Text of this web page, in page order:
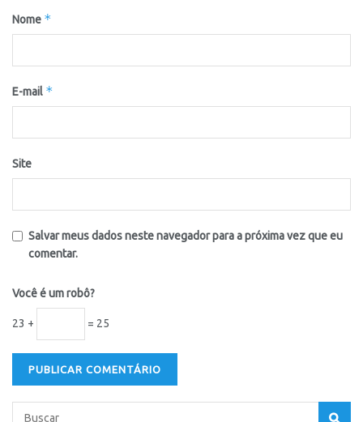
Nome *
E-mail *
Site
Salvar meus dados neste navegador para a próxima vez que eu
comentar.
Você é um robô?
23 + = 25